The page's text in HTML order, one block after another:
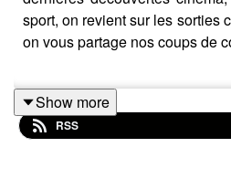
sport, on revient sur les sorties
on vous partage nos coups de
Au micro de C'est arrivé près
Show more
RSS